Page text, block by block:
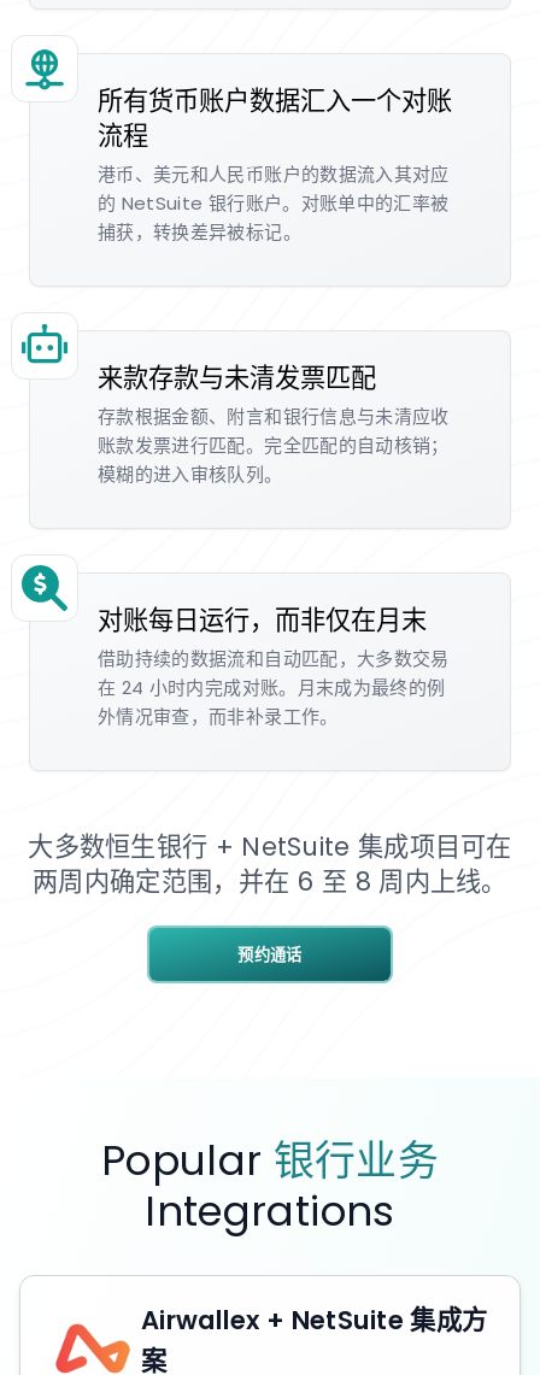
所有货币账户数据汇入一个对账
流程
港币、美元和人民币账户的数据流入其对应
的 NetSuite 银行账户。对账单中的汇率被
捕获，转换差异被标记。
来款存款与未清发票匹配
存款根据金额、附言和银行信息与未清应收
账款发票进行匹配。完全匹配的自动核销；
模糊的进入审核队列。
对账每日运行，而非仅在月末
借助持续的数据流和自动匹配，大多数交易
在 24 小时内完成对账。月末成为最终的例
外情况审查，而非补录工作。
预约通话
大多数恒生银行 + NetSuite 集成项目可在
两周内确定范围，并在 6 至 8 周内上线。
Popular 银行业务
Integrations
Airwallex + NetSuite 集成方
案